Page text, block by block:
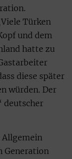
Türken
und dem
hatte zu
diese später
würden. Der
deutscher
Allgemein
Generation